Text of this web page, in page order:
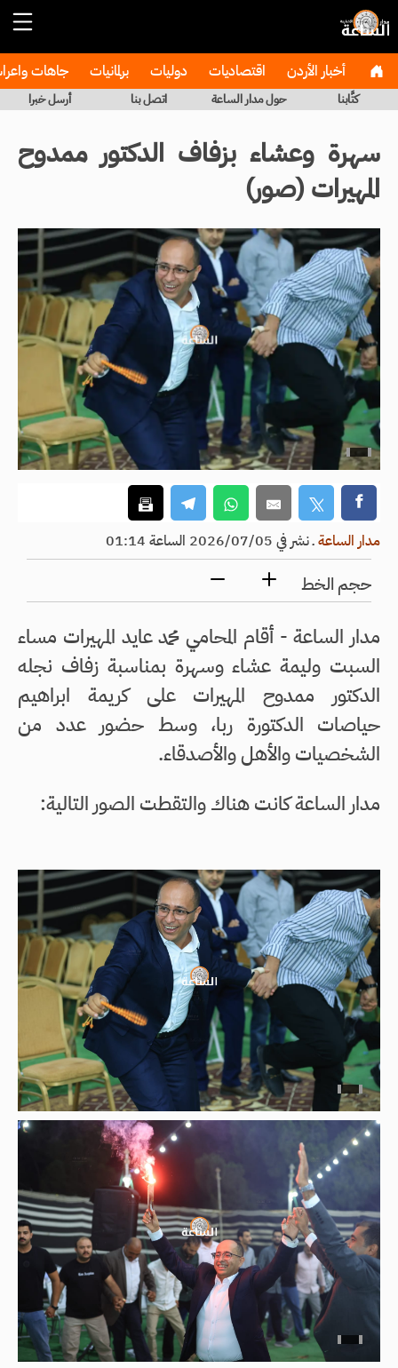
أخبار الأردن اقتصاديات دوليات برلمانيات جاهات
كتَّابنا حول مدار الساعة اتصل بنا أرسل خبرا
سهرة وعشاء بزفاف الدكتور ممدوح
المهيرات (صور)
مدار الساعةـنشر في 2026/07/05 الساعة 01:14
حجم الخط
مدار الساعة - أقام المحامي محمد عايد المهيرات مساء
السبت وليمة عشاء وسهرة بمناسبة زفاف نجله
الدكتور ممدوح المهيرات على كريمة ابراهيم
حياصات الدكتورة ربا، وسط حضور عدد من
الشخصيات والأهل والأصدقاء.
مدار الساعة كانت هناك والتقطت الصور التالية: